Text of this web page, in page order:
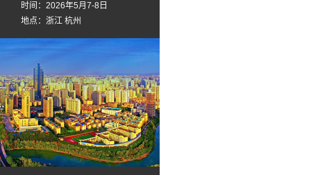
时间：2026年5月7-8日
地点：浙江 杭州